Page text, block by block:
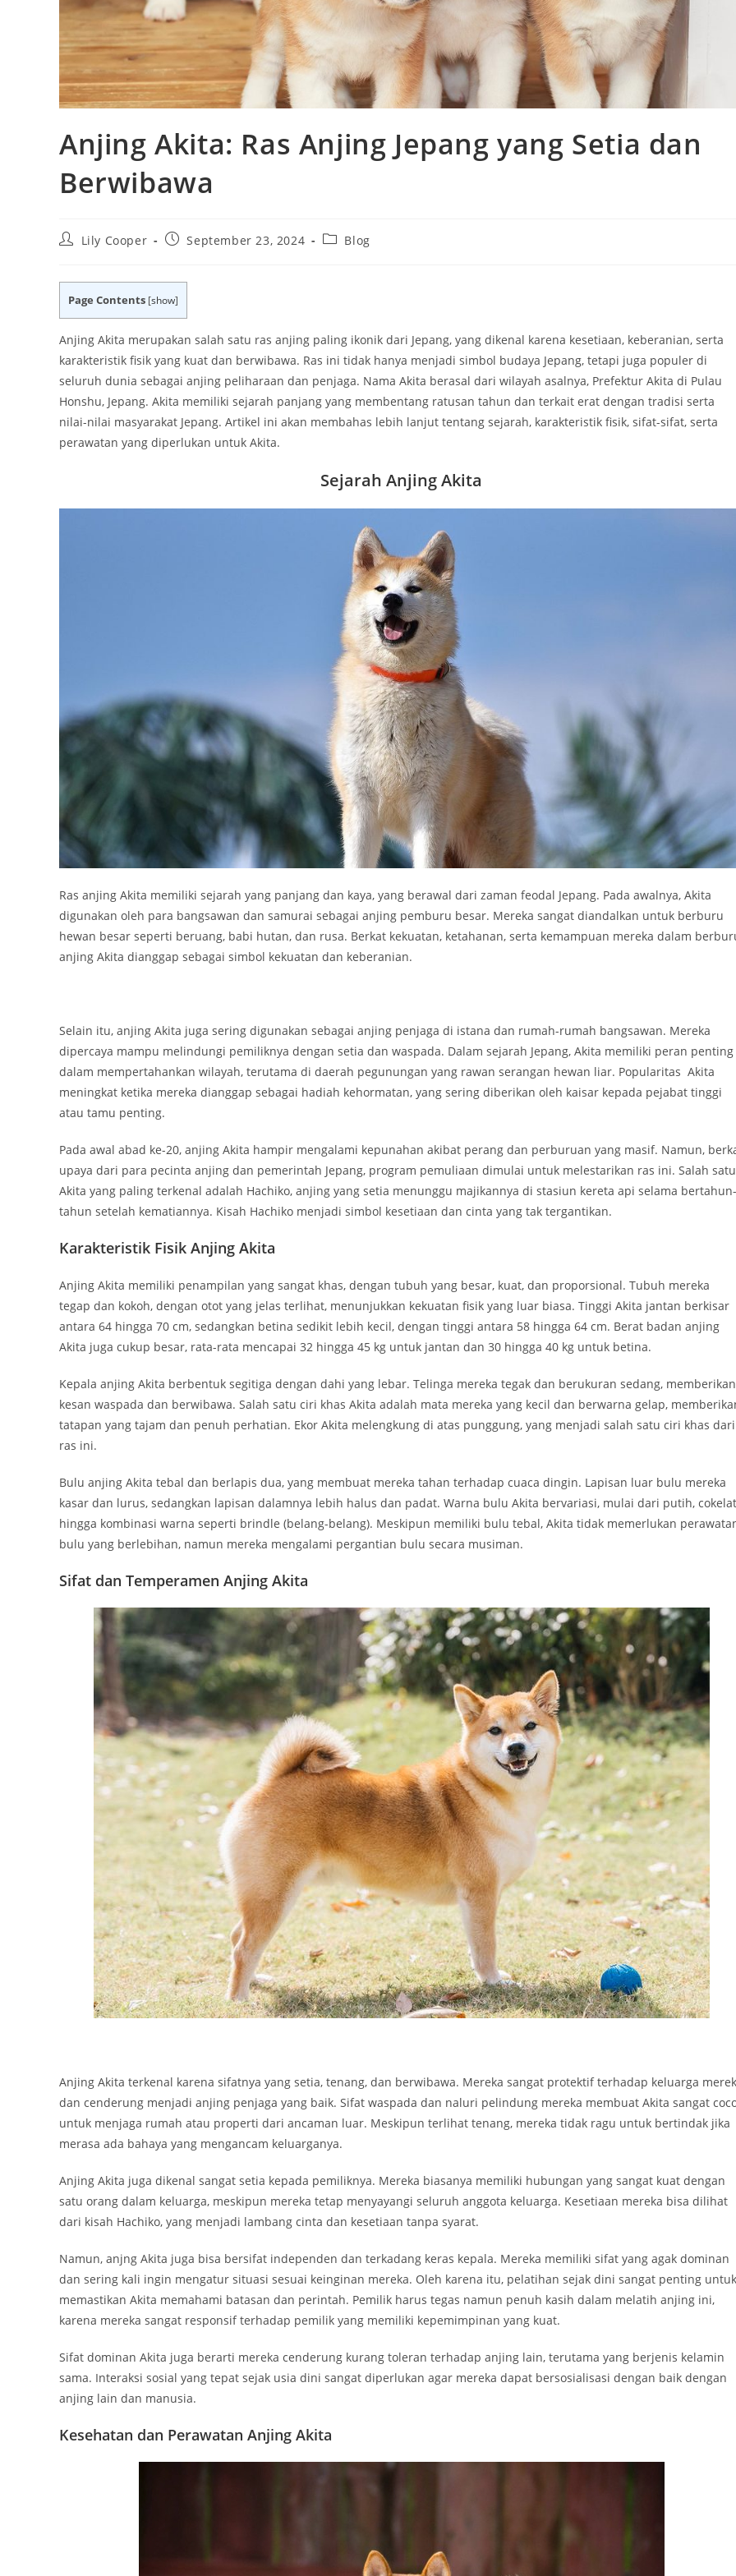
Anjing Akita: Ras Anjing Jepang yang Setia dan
Berwibawa
PostLily Cooper
PostSeptember 23, 2024
PostBlog
Page Contents [show]
Anjing Akita merupakan salah satu ras anjing paling ikonik dari Jepang, yang dikenal karena kesetiaan, keberanian, serta
karakteristik fisik yang kuat dan berwibawa. Ras ini tidak hanya menjadi simbol budaya Jepang, tetapi juga populer di
seluruh dunia sebagai anjing peliharaan dan penjaga. Nama Akita berasal dari wilayah asalnya, Prefektur Akita di Pulau
Honshu, Jepang. Akita memiliki sejarah panjang yang membentang ratusan tahun dan terkait erat dengan tradisi serta
nilai-nilai masyarakat Jepang. Artikel ini akan membahas lebih lanjut tentang sejarah, karakteristik fisik, sifat-sifat, serta
perawatan yang diperlukan untuk Akita.
Sejarah Anjing Akita
Ras anjing Akita memiliki sejarah yang panjang dan kaya, yang berawal dari zaman feodal Jepang. Pada awalnya, Akita
digunakan oleh para bangsawan dan samurai sebagai anjing pemburu besar. Mereka sangat diandalkan untuk berburu
hewan besar seperti beruang, babi hutan, dan rusa. Berkat kekuatan, ketahanan, serta kemampuan mereka dalam
anjing Akita dianggap sebagai simbol kekuatan dan keberanian.
Selain itu, anjing Akita juga sering digunakan sebagai anjing penjaga di istana dan rumah-rumah bangsawan. Mereka
dipercaya mampu melindungi pemiliknya dengan setia dan waspada. Dalam sejarah Jepang, Akita memiliki peran penting
dalam mempertahankan wilayah, terutama di daerah pegunungan yang rawan serangan hewan liar. Popularitas Akita
meningkat ketika mereka dianggap sebagai hadiah kehormatan, yang sering diberikan oleh kaisar kepada pejabat tinggi
atau tamu penting.
Pada awal abad ke-20, anjing Akita hampir mengalami kepunahan akibat perang dan perburuan yang masif. Namun,
upaya dari para pecinta anjing dan pemerintah Jepang, program pemuliaan dimulai untuk melestarikan ras ini. Salah satu
Akita yang paling terkenal adalah Hachiko, anjing yang setia menunggu majikannya di stasiun kereta api selama bertahun-
tahun setelah kematiannya. Kisah Hachiko menjadi simbol kesetiaan dan cinta yang tak tergantikan.
Karakteristik Fisik Anjing Akita
Anjing Akita memiliki penampilan yang sangat khas, dengan tubuh yang besar, kuat, dan proporsional. Tubuh mereka
tegap dan kokoh, dengan otot yang jelas terlihat, menunjukkan kekuatan fisik yang luar biasa. Tinggi Akita jantan berkisar
antara 64 hingga 70 cm, sedangkan betina sedikit lebih kecil, dengan tinggi antara 58 hingga 64 cm. Berat badan anjing
Akita juga cukup besar, rata-rata mencapai 32 hingga 45 kg untuk jantan dan 30 hingga 40 kg untuk betina.
Kepala anjing Akita berbentuk segitiga dengan dahi yang lebar. Telinga mereka tegak dan berukuran sedang, memberikan
kesan waspada dan berwibawa. Salah satu ciri khas Akita adalah mata mereka yang kecil dan berwarna gelap,
tatapan yang tajam dan penuh perhatian. Ekor Akita melengkung di atas punggung, yang menjadi salah satu ciri khas dari
ras ini.
Bulu anjing Akita tebal dan berlapis dua, yang membuat mereka tahan terhadap cuaca dingin. Lapisan luar bulu mereka
kasar dan lurus, sedangkan lapisan dalamnya lebih halus dan padat. Warna bulu Akita bervariasi, mulai dari putih,
hingga kombinasi warna seperti brindle (belang-belang). Meskipun memiliki bulu tebal, Akita tidak memerlukan
bulu yang berlebihan, namun mereka mengalami pergantian bulu secara musiman.
Sifat dan Temperamen Anjing Akita
Anjing Akita terkenal karena sifatnya yang setia, tenang, dan berwibawa. Mereka sangat protektif terhadap keluarga
dan cenderung menjadi anjing penjaga yang baik. Sifat waspada dan naluri pelindung mereka membuat Akita sangat
untuk menjaga rumah atau properti dari ancaman luar. Meskipun terlihat tenang, mereka tidak ragu untuk bertindak jika
merasa ada bahaya yang mengancam keluarganya.
Anjing Akita juga dikenal sangat setia kepada pemiliknya. Mereka biasanya memiliki hubungan yang sangat kuat dengan
satu orang dalam keluarga, meskipun mereka tetap menyayangi seluruh anggota keluarga. Kesetiaan mereka bisa dilihat
dari kisah Hachiko, yang menjadi lambang cinta dan kesetiaan tanpa syarat.
Namun, anjng Akita juga bisa bersifat independen dan terkadang keras kepala. Mereka memiliki sifat yang agak dominan
dan sering kali ingin mengatur situasi sesuai keinginan mereka. Oleh karena itu, pelatihan sejak dini sangat penting untuk
memastikan Akita memahami batasan dan perintah. Pemilik harus tegas namun penuh kasih dalam melatih anjing ini,
karena mereka sangat responsif terhadap pemilik yang memiliki kepemimpinan yang kuat.
Sifat dominan Akita juga berarti mereka cenderung kurang toleran terhadap anjing lain, terutama yang berjenis kelamin
sama. Interaksi sosial yang tepat sejak usia dini sangat diperlukan agar mereka dapat bersosialisasi dengan baik dengan
anjing lain dan manusia.
Kesehatan dan Perawatan Anjing Akita